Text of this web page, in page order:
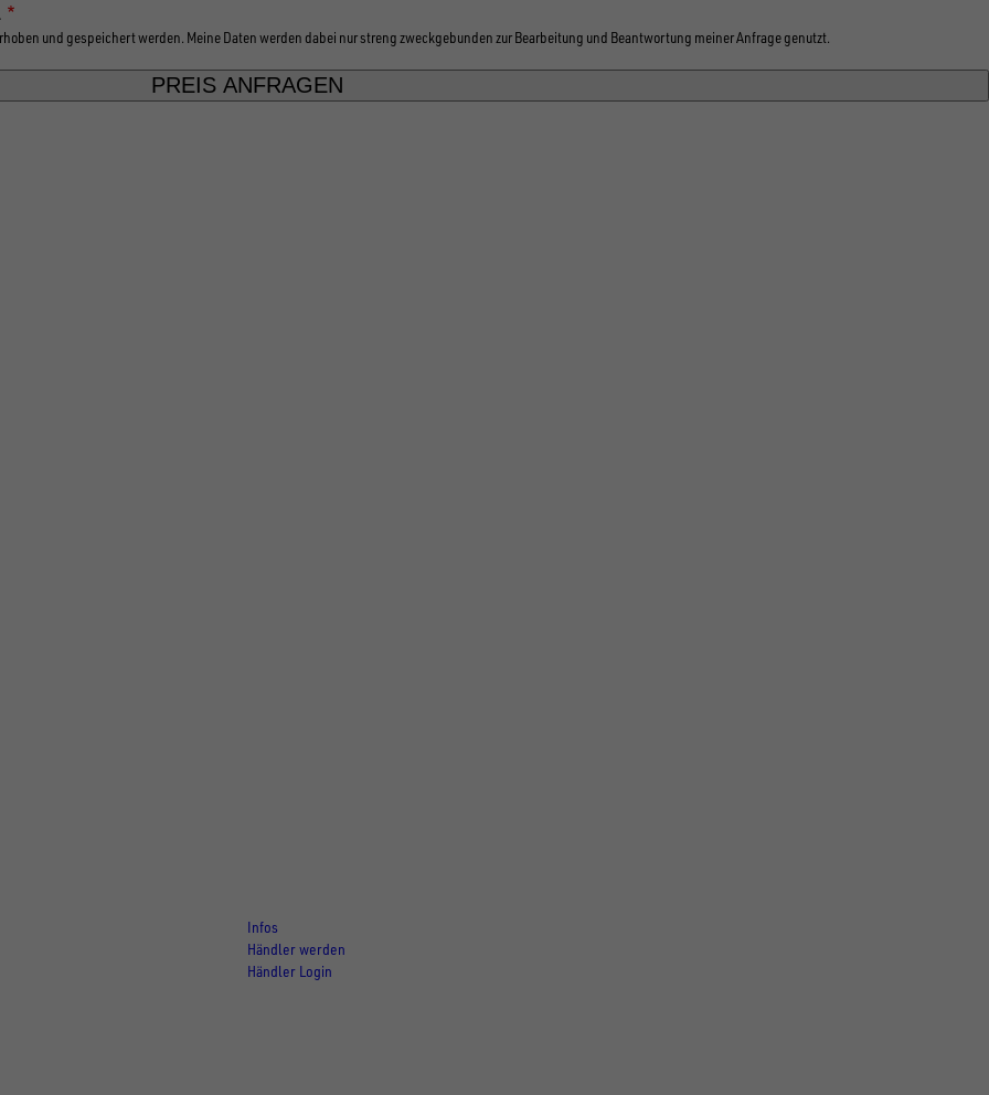
und gespeichert werden. Meine Daten werden dabei nur streng zweckgebunden zur Bearbeitung und Beantwortung meiner Anfrage genutzt.
Infos
Händler werden
Händler Login